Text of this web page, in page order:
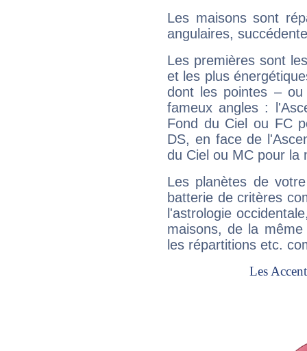
Les maisons sont
angulaires,
Les premières sont
et les plus
dont les pointes –
fameux angles :
Fond du Ciel ou FC
DS, en face de
du Ciel ou MC pour la
Les planètes de
batterie de critères
l'astrologie
maisons, de la
les répartitions etc.